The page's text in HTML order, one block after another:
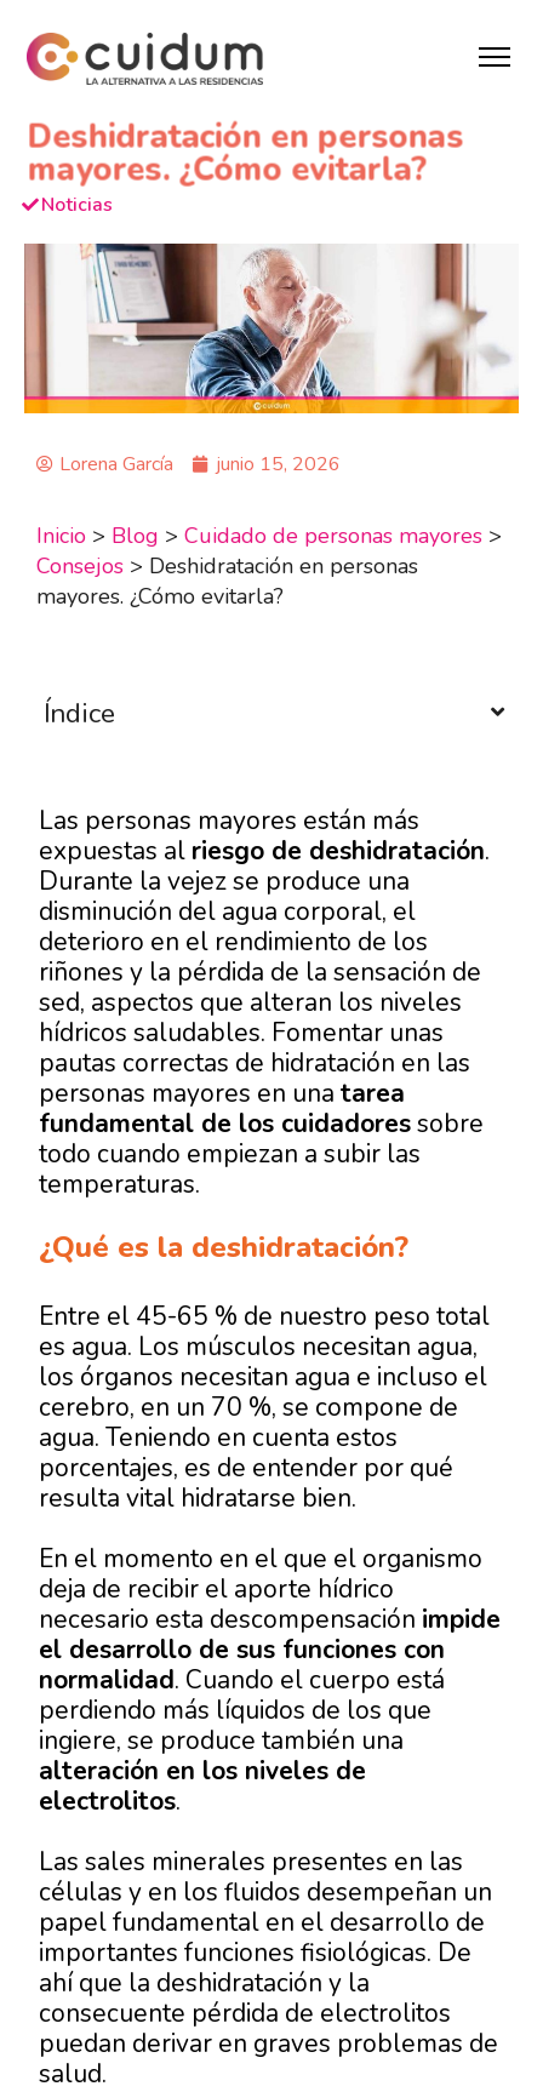
Deshidratación en personas
mayores. ¿Cómo evitarla?
Noticias
Lorena García junio 15, 2026
Inicio > Blog > Cuidado de personas mayores >
Consejos > Deshidratación en personas
mayores. ¿Cómo evitarla?
Índice
Las personas mayores están más
expuestas al riesgo de deshidratación.
Durante la vejez se produce una
disminución del agua corporal, el
deterioro en el rendimiento de los
riñones y la pérdida de la sensación de
sed, aspectos que alteran los niveles
hídricos saludables. Fomentar unas
pautas correctas de hidratación en las
personas mayores en unatarea
fundamental de los cuidadoressobre
todo cuando empiezan a subir las
temperaturas.
¿Qué es la deshidratación?
Entre el 45-65 % de nuestro peso total
es agua. Los músculos necesitan agua,
los órganos necesitan agua e incluso el
cerebro, en un 70 %, se compone de
agua. Teniendo en cuenta estos
porcentajes, es de entender por qué
resulta vital hidratarse bien.
En el momento en el que el organismo
deja de recibir el aporte hídrico
necesario esta descompensación impide
el desarrollo de sus funciones con
normalidad. Cuando el cuerpo está
perdiendo más líquidos de los que
ingiere, se produce también una
alteración en los niveles de
electrolitos.
Las sales minerales presentes en las
células y en los fluidos desempeñan un
papel fundamental en el desarrollo de
importantes funciones fisiológicas. De
ahí que la deshidratación y la
consecuente pérdida de electrolitos
puedan derivar en graves problemas de
salud.